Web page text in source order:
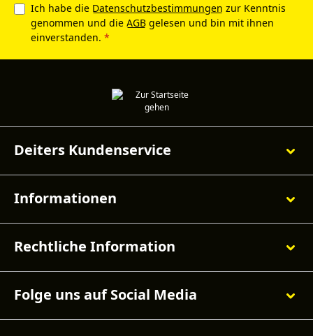
Ich habe die Datenschutzbestimmungen zur Kenntnis
genommen und die AGB gelesen und bin mit ihnen
einverstanden. *
Deiters Kundenservice
Informationen
Rechtliche Information
Folge uns auf Social Media